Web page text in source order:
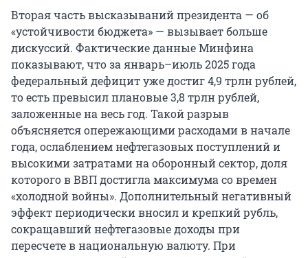
Вторая часть высказываний президента — об
«устойчивости бюджета» — вызывает больше
дискуссий. Фактические данные Минфина
показывают, что за январь–июль 2025 года
федеральный дефицит уже достиг 4,9 трлн рублей,
то есть превысил плановые 3,8 трлн рублей,
заложенные на весь год. Такой разрыв
объясняется опережающими расходами в начале
года, ослаблением нефтегазовых поступлений и
высокими затратами на оборонный сектор, доля
которого в ВВП достигла максимума со времен
«холодной войны». Дополнительный негативный
эффект периодически вносил и крепкий рубль,
сокращавший нефтегазовые доходы при
пересчете в национальную валюту. При